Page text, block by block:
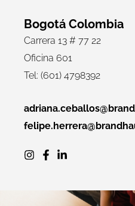
Bogotá Colombia
Carrera 13 # 77 22
Oficina 601
Tel: (601) 4798392